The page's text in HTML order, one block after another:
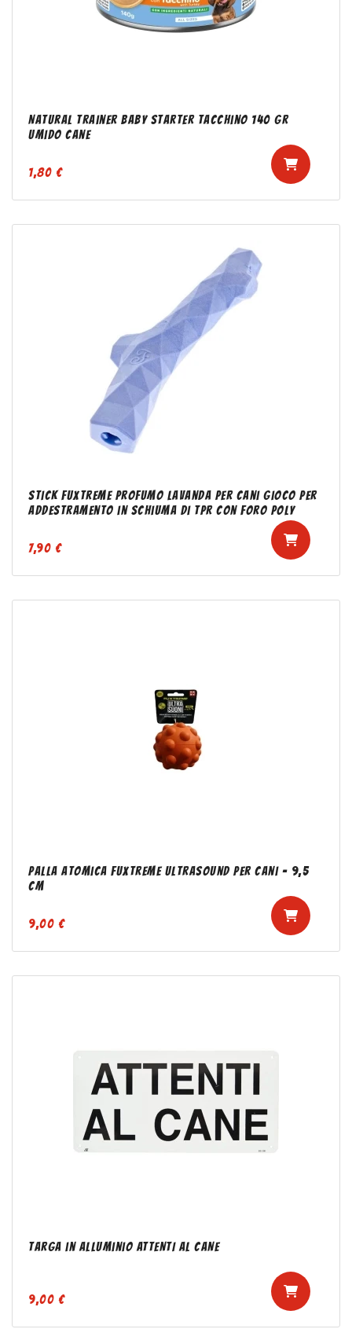
Natural Trainer Baby Starter Tacchino 140 gr
Umido Cane
1,80 €
Stick Fuxtreme profumo lavanda per cani Gioco per
addestramento in schiuma di TPR con foro Poly
7,90 €
Palla Atomica FuXtreme Ultrasound per Cani - 9,5
cm
9,00 €
Targa in alluminio ATTENTI AL CANE
9,00 €